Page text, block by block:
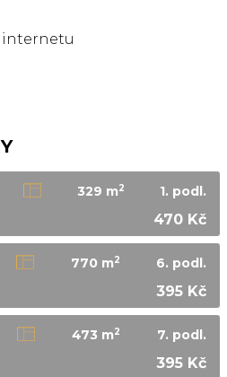
329 m2 1. podl.
470 Kč
770 m2 6. podl.
395 Kč
473 m2 7. podl.
395 Kč